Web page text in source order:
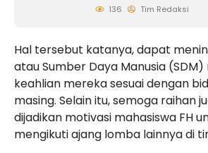
136 Tim Redaksi
Hal tersebut katanya, dapat
atau Sumber Daya Manusia
keahlian mereka sesuai dengan
masing. Selain itu, semoga raihan
dijadikan motivasi mahasiswa FH
mengikuti ajang lomba lainnya di